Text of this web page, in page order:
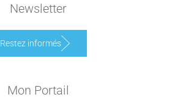
Newsletter
Restez informés
Mon Portail